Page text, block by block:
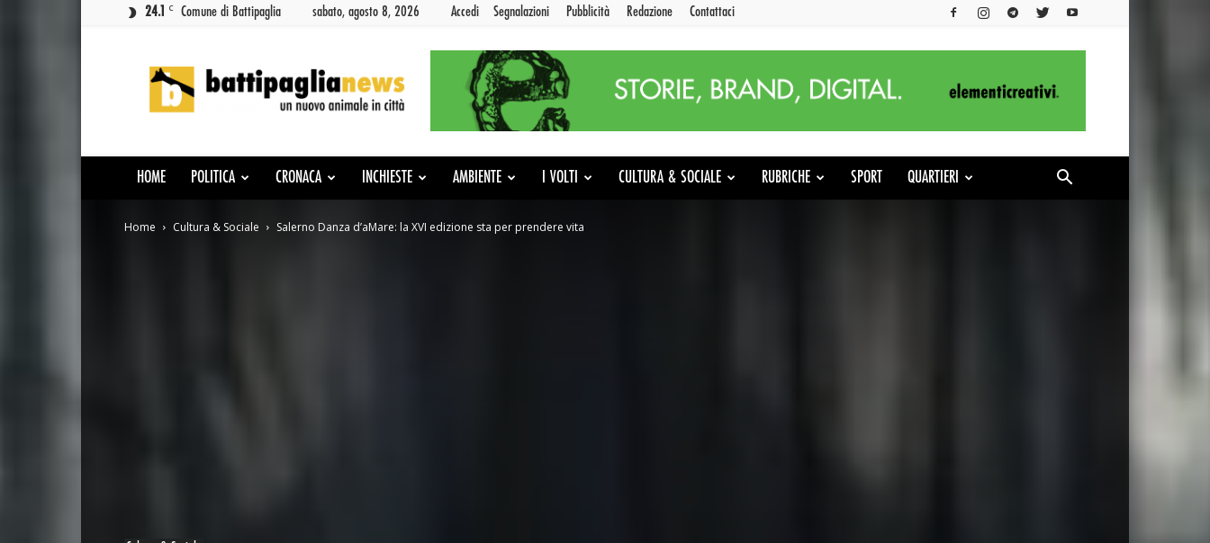
24.1 C Comune di Battipaglia sabato, agosto 8, 2026 Accedi Segnalazioni Pubblicità Redazione Contattaci
News
HOME POLITICA CRONACA INCHIESTE AMBIENTE I VOLTI CULTURA & SOCIALE RUBRICHE SPORT QUARTIERI
Home Cultura & Sociale Salerno Danza d’aMare: la XVI edizione sta per prendere vita